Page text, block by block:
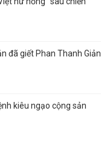
đã giết Phan Thanh Giản
kiêu ngạo cộng sản